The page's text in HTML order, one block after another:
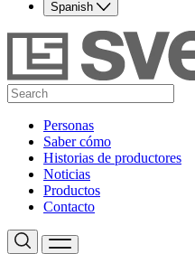
Spanish
Personas
Saber cómo
Historias de productores
Noticias
Productos
Contacto